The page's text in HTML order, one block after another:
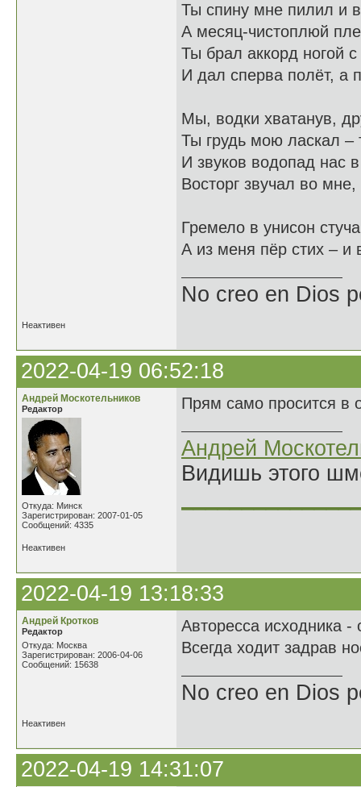
Ты спину мне пилил и
А месяц-чистоплюй
Ты брал аккорд ногой
И дал сперва полёт, а
Мы, водки хватанув,
Ты грудь мою ласкал –
И звуков водопад нас
Восторг звучал во
Гремело в унисон
А из меня пёр стих – и
No creo en Dios
Неактивен
2022-04-19 06:52:18
Андрей Москотельников
Редактор
Откуда: Минск
Зарегистрирован: 2007-01-05
Сообщений: 4335
Прям само просится в
Андрей
Видишь этого
Неактивен
2022-04-19 13:18:33
Андрей Кротков
Редактор
Откуда: Москва
Зарегистрирован: 2006-04-06
Сообщений: 15638
Авторесса исходника -
Всегда ходит задрав
No creo en Dios
Неактивен
2022-04-19 14:31:07